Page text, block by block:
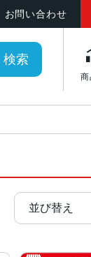
お問い合わせ
検索
商